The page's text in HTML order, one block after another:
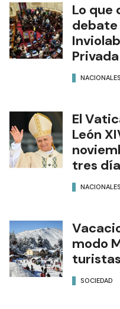
Lo que
debate
Privada
NACIONALES
El
León
tres
NACIONALES
modo
SOCIEDAD